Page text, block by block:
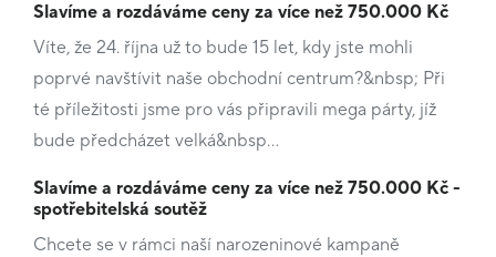
Slavíme a rozdáváme ceny za více než 750.000 Kč
Víte, že 24. října už to bude 15 let, kdy jste mohli
poprvé navštívit naše obchodní centrum?&nbsp; Při
té příležitosti jsme pro vás připravili mega párty, jíž
bude předcházet velká&nbsp…
Slavíme a rozdáváme ceny za více než 750.000 Kč -
spotřebitelská soutěž
Chcete se v rámci naší narozeninové kampaně